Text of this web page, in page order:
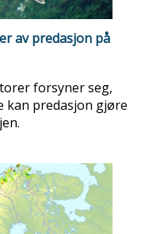
av predasjon på
forsyner seg,
kan predasjon gjøre